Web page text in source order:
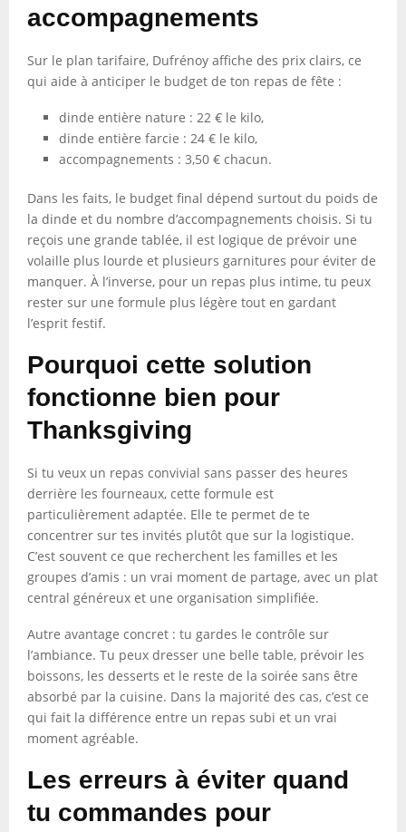
accompagnements
Sur le plan tarifaire, Dufrénoy affiche des prix clairs, ce
qui aide à anticiper le budget de ton repas de fête :
dinde entière nature : 22 € le kilo,
dinde entière farcie : 24 € le kilo,
accompagnements : 3,50 € chacun.
Dans les faits, le budget final dépend surtout du poids de
la dinde et du nombre d’accompagnements choisis. Si tu
reçois une grande tablée, il est logique de prévoir une
volaille plus lourde et plusieurs garnitures pour éviter de
manquer. À l’inverse, pour un repas plus intime, tu peux
rester sur une formule plus légère tout en gardant
l’esprit festif.
Pourquoi cette solution
fonctionne bien pour
Thanksgiving
Si tu veux un repas convivial sans passer des heures
derrière les fourneaux, cette formule est
particulièrement adaptée. Elle te permet de te
concentrer sur tes invités plutôt que sur la logistique.
C’est souvent ce que recherchent les familles et les
groupes d’amis : un vrai moment de partage, avec un plat
central généreux et une organisation simplifiée.
Autre avantage concret : tu gardes le contrôle sur
l’ambiance. Tu peux dresser une belle table, prévoir les
boissons, les desserts et le reste de la soirée sans être
absorbé par la cuisine. Dans la majorité des cas, c’est ce
qui fait la différence entre un repas subi et un vrai
moment agréable.
Les erreurs à éviter quand
tu commandes pour